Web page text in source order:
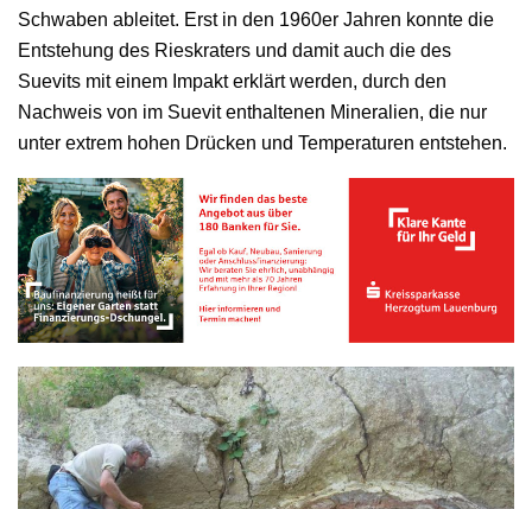
Schwaben ableitet. Erst in den 1960er Jahren konnte die
Entstehung des Rieskraters und damit auch die des
Suevits mit einem Impakt erklärt werden, durch den
Nachweis von im Suevit enthaltenen Mineralien, die nur
unter extrem hohen Drücken und Temperaturen entstehen.